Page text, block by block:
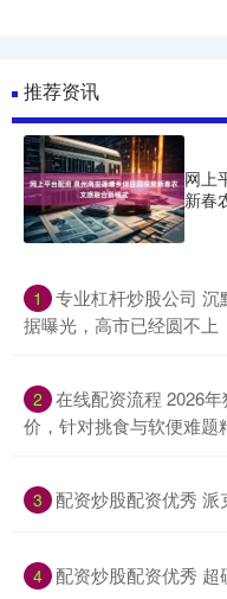
推荐资讯
网上
新春
1
专业杠杆炒股公司
据曝光，高市已经圆不上
2 在线配资流程 2026
价，针对挑食与软便难题
3 配资炒股配资优秀
4 配资炒股配资优秀